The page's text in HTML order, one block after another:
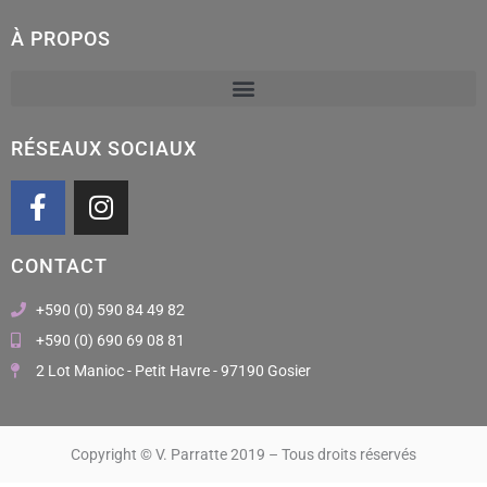
À PROPOS
RÉSEAUX SOCIAUX
F
a
e
b
o
o
k
I
n
t
a
g
r
a
CONTACT
+590 (0) 590 84 49 82
+590 (0) 690 69 08 81
2 Lot Manioc - Petit Havre - 97190 Gosier
Copyright © V. Parratte 2019 – Tous droits réservés